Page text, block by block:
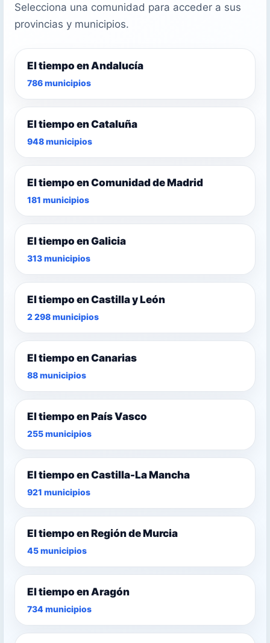
Selecciona una comunidad para acceder a sus
provincias y municipios.
El tiempo en Andalucía
786 municipios
El tiempo en Cataluña
948 municipios
El tiempo en Comunidad de Madrid
181 municipios
El tiempo en Galicia
313 municipios
El tiempo en Castilla y León
2 298 municipios
El tiempo en Canarias
88 municipios
El tiempo en País Vasco
255 municipios
El tiempo en Castilla-La Mancha
921 municipios
El tiempo en Región de Murcia
45 municipios
El tiempo en Aragón
734 municipios